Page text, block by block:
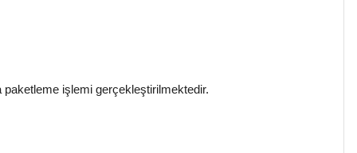
işlemi gerçekleştirilmektedir.